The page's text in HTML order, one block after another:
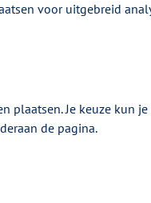
voor uitgebreid
plaatsen. Je keuze kun
de pagina.